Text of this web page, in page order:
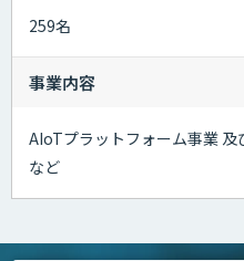
259名
事業内容
AIoTプラットフォーム事業
など